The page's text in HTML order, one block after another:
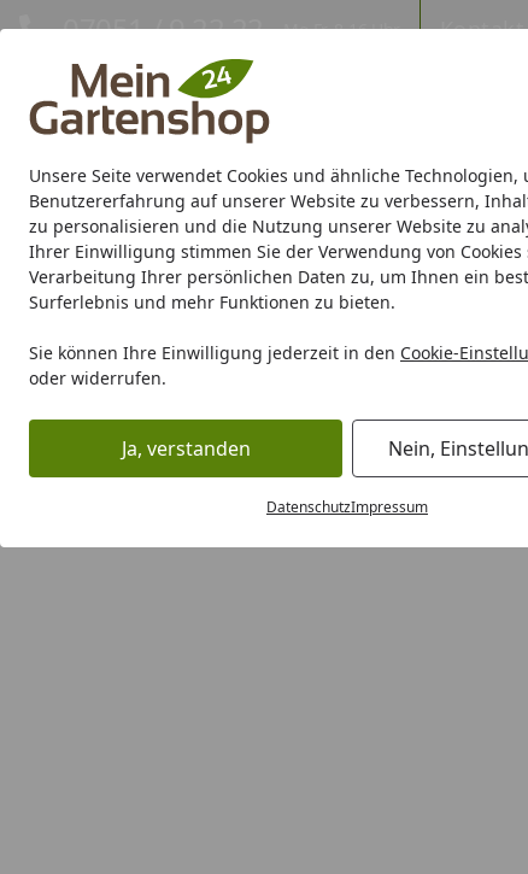
Unsere Seite verwendet Cookies und ähnliche Technologien,
Benutzererfahrung auf unserer Website zu verbessern,
zu personalisieren und die Nutzung unserer Website zu
Ihrer Einwilligung stimmen Sie der Verwendung von Cookies
Verarbeitung Ihrer persönlichen Daten zu, um Ihnen ein
Surferlebnis und mehr Funktionen zu bieten.
Sie können Ihre Einwilligung jederzeit in den Cookie-
oder widerrufen.
Ja, verstanden Nein,
DatenschutzImpressum
Eigene Montage-Teams
07051 / 9 22 22 Mo-Fr. 8-16 Uhr Kontakt
Gartenhaus Gerätehaus Gewächshaus Carport/
Marken Sale %
Startseite
Keramik Tischplatten
Erstellt am: 31.03.2023
In diesem Artikel stellen wir Ihnen alles Wissenswerte